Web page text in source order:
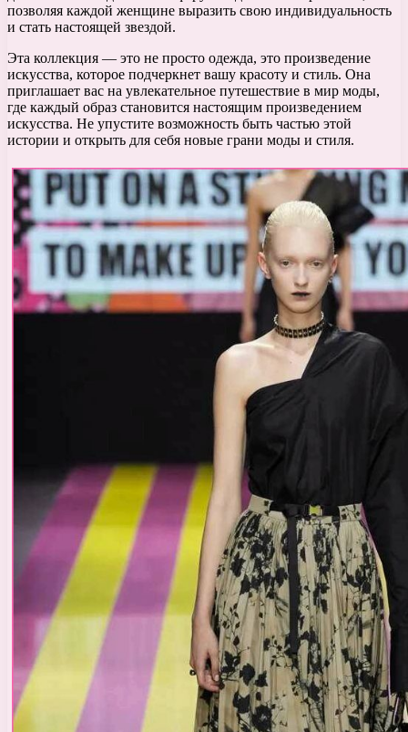
позволяя каждой женщине выразить свою индивидуальность
и стать настоящей звездой.
Эта коллекция — это не просто одежда, это произведение
искусства, которое подчеркнет вашу красоту и стиль. Она
приглашает вас на увлекательное путешествие в мир моды,
где каждый образ становится настоящим произведением
искусства. Не упустите возможность быть частью этой
истории и открыть для себя новые грани моды и стиля.